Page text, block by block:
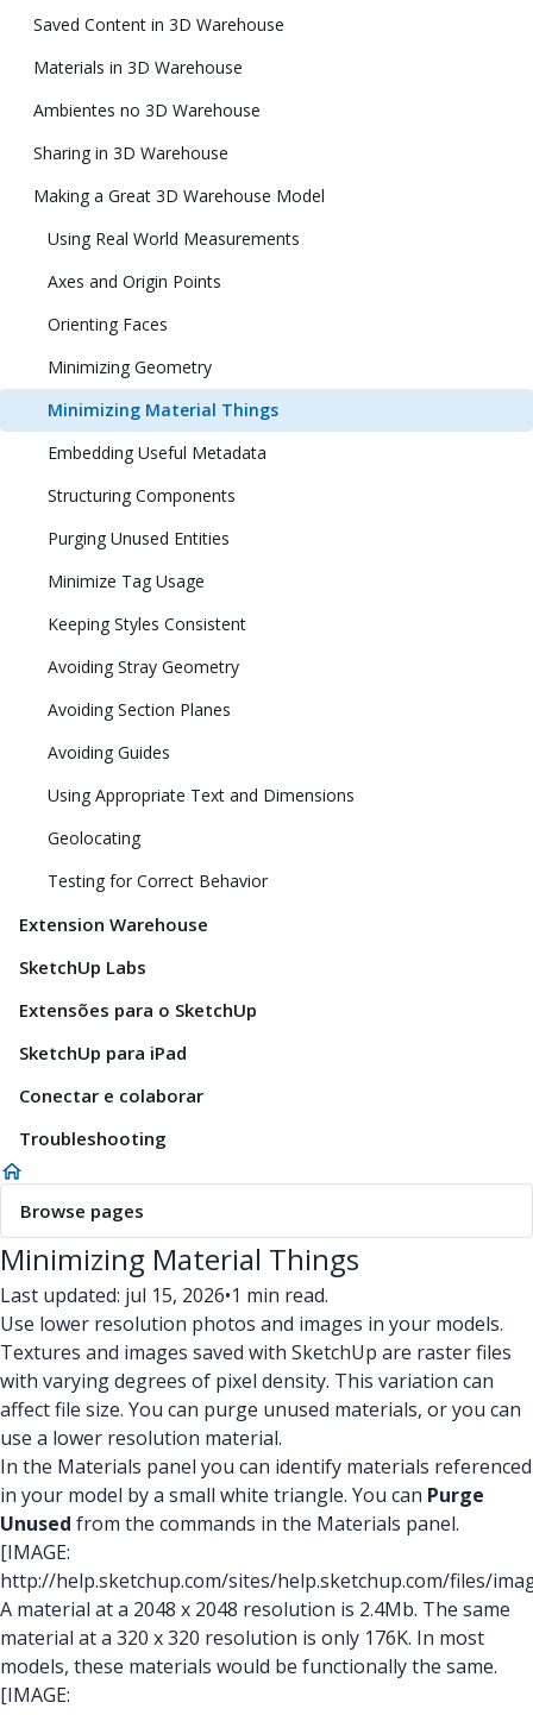
Saved Content in 3D Warehouse
Materials in 3D Warehouse
Ambientes no 3D Warehouse
Sharing in 3D Warehouse
Making a Great 3D Warehouse Model
Using Real World Measurements
Axes and Origin Points
Orienting Faces
Minimizing Geometry
Minimizing Material Things
Embedding Useful Metadata
Structuring Components
Purging Unused Entities
Minimize Tag Usage
Keeping Styles Consistent
Avoiding Stray Geometry
Avoiding Section Planes
Avoiding Guides
Using Appropriate Text and Dimensions
Geolocating
Testing for Correct Behavior
Extension Warehouse
SketchUp Labs
Extensões para o SketchUp
SketchUp para iPad
Conectar e colaborar
Troubleshooting
Browse pages
Minimizing Material Things
Last updated: jul 15, 2026•1 min read.
Use lower resolution photos and images in your models.
Textures and images saved with SketchUp are raster files
with varying degrees of pixel density. This variation can
affect file size. You can purge unused materials, or you can
use a lower resolution material.
In the Materials panel you can identify materials referenced
in your model by a small white triangle. You can Purge
Unused from the commands in the Materials panel.
[IMAGE:
http://help.sketchup.com/sites/help.sketchup.com/files/
A material at a 2048 x 2048 resolution is 2.4Mb. The same
material at a 320 x 320 resolution is only 176K. In most
models, these materials would be functionally the same.
[IMAGE: